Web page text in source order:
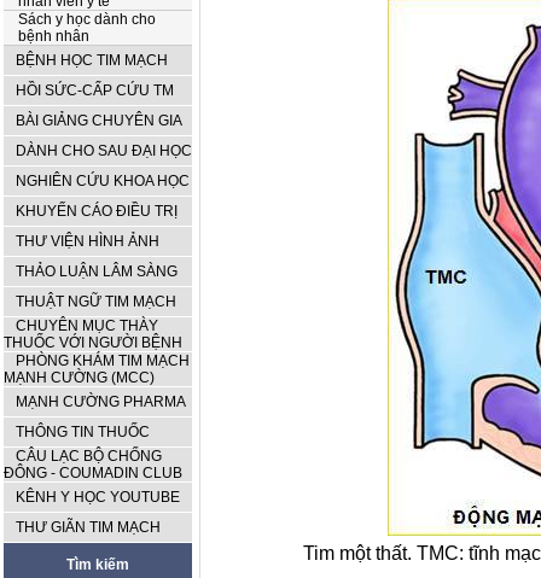
Sách y học dành cho
bệnh nhân
BỆNH HỌC TIM MẠCH
HỒI SỨC-CẤP CỨU TM
BÀI GIẢNG CHUYÊN GIA
DÀNH CHO SAU ĐẠI HỌC
NGHIÊN CỨU KHOA HỌC
KHUYẾN CÁO ĐIỀU TRỊ
THƯ VIỆN HÌNH ẢNH
THẢO LUẬN LÂM SÀNG
THUẬT NGỮ TIM MẠCH
CHUYÊN MỤC THÀY
THUỐC VỚI NGƯỜI BỆNH
PHÒNG KHÁM TIM MẠCH
MẠNH CƯỜNG (MCC)
MẠNH CƯỜNG PHARMA
THÔNG TIN THUỐC
CÂU LẠC BỘ CHỐNG
ĐÔNG - COUMADIN CLUB
KÊNH Y HỌC YOUTUBE
THƯ GIÃN TIM MẠCH
Tìm kiếm
Tim một thất. TMC: tĩnh